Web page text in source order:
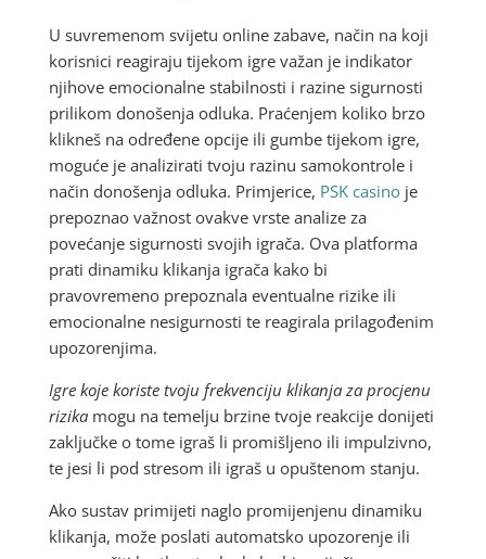
U suvremenom svijetu online zabave, način na koji
korisnici reagiraju tijekom igre važan je indikator
njihove emocionalne stabilnosti i razine sigurnosti
prilikom donošenja odluka. Praćenjem koliko brzo
klikneš na određene opcije ili gumbe tijekom igre,
moguće je analizirati tvoju razinu samokontrole i
način donošenja odluka. Primjerice, PSK casinoje
prepoznao važnost ovakve vrste analize za
povećanje sigurnosti svojih igrača. Ova platforma
prati dinamiku klikanja igrača kako bi
pravovremeno prepoznala eventualne rizike ili
emocionalne nesigurnosti te reagirala prilagođenim
upozorenjima.
Igre koje koriste tvoju frekvenciju klikanja za procjenu
rizikamogu na temelju brzine tvoje reakcije donijeti
zaključke o tome igraš li promišljeno ili impulzivno,
te jesi li pod stresom ili igraš u opuštenom stanju.
Ako sustav primijeti naglo promijenjenu dinamiku
klikanja, može poslati automatsko upozorenje ili